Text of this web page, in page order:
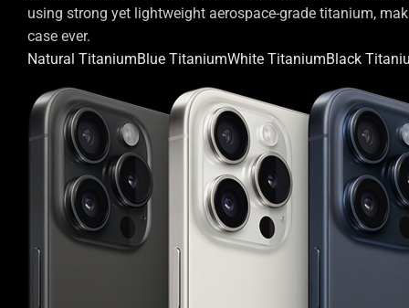
using strong yet lightweight aerospace-grade titanium,
case ever.
Natural TitaniumBlue TitaniumWhite TitaniumBlack